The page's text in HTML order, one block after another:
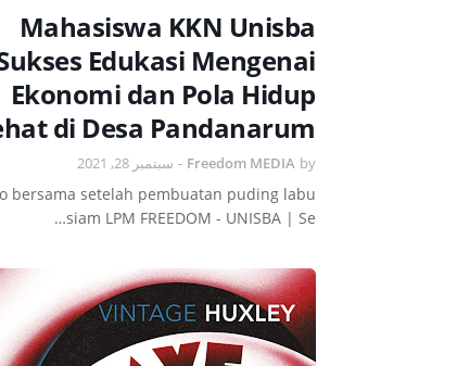
Mahasiswa KKN Unisba
Edukasi Mengenai
Ekonomi dan Pola Hidup
di Desa Pandanarum
by
Freedom MEDIA
- سبتمبر 28, 2021
bersama setelah pembuatan puding labu
siam LPM FREEDOM - UNISBA | Se…